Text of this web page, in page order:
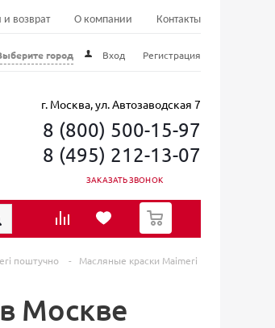
и возврат О компании Контакты
город Вход Регистрация
г. Москва, ул. Автозаводская 7
8 (800) 500-15-97
8 (495) 212-13-07
ЗАКАЗАТЬ ЗВОНОК
0
поштучно -
Масляные краски Maimeri
Москве